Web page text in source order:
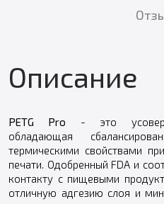
Описание
PETG Pro - это
обладающая
термическими свойствами
печати. Одобренный FDA и
контакту с пищевыми
отличную адгезию слоя и